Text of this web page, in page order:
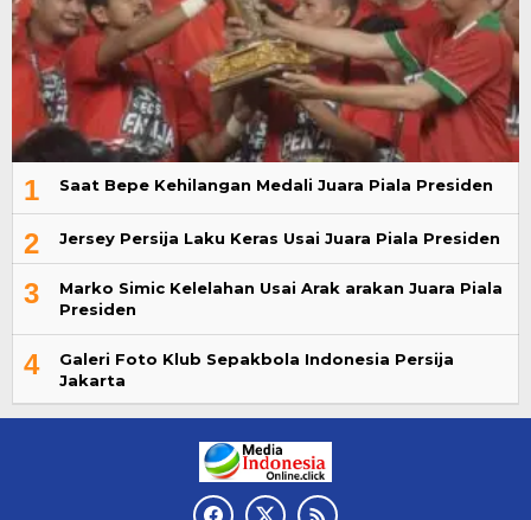
1 Saat Bepe Kehilangan Medali Juara Piala Presiden
2 Jersey Persija Laku Keras Usai Juara Piala Presiden
3
Marko Simic Kelelahan Usai Arak arakan Juara Piala
Presiden
4
Galeri Foto Klub Sepakbola Indonesia Persija
Jakarta